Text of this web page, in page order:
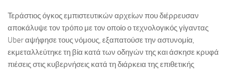
Τεράστιος όγκος εμπιστευτικών αρχείων που διέρρευσαν
αποκάλυψε τον τρόπο με τον οποίο ο τεχνολογικός γίγαντας
Uber αψήφησε τους νόμους, εξαπατούσε την αστυνομία,
εκμεταλλεύτηκε τη βία κατά των οδηγών της και άσκησε κρυφά
πιέσεις στις κυβερνήσεις κατά τη διάρκεια της επιθετικής